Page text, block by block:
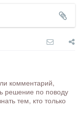
комментарий,
решение по поводу
тем, кто только